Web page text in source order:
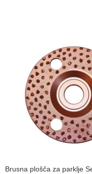
Brusna plošča za parklje